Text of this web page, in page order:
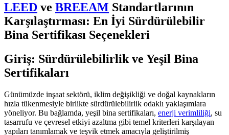
LEED ve BREEAM Standartlarının
Karşılaştırması: En İyi Sürdürülebilir
Bina Sertifikası Seçenekleri
Giriş: Sürdürülebilirlik ve Yeşil Bina
Sertifikaları
Günümüzde inşaat sektörü, iklim değişikliği ve doğal kaynakların
hızla tükenmesiyle birlikte sürdürülebilirlik odaklı yaklaşımlara
yöneliyor. Bu bağlamda, yeşil bina sertifikaları, enerji verimliliği, su
tasarrufu ve çevresel etkiyi azaltma gibi temel kriterleri karşılayan
yapıları tanımlamak ve teşvik etmek amacıyla geliştirilmiş